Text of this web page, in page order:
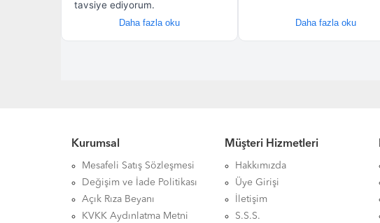
Kurumsal
Mesafeli Satış Sözleşmesi
Değişim ve İade Politikası
Açık Rıza Beyanı
KVKK Aydınlatma Metni
Müşteri Hizmetleri
Hakkımızda
Üye Girişi
İletişim
S.S.S.